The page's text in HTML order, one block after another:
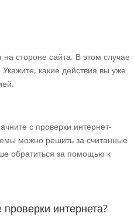
стороне сайта. В этом случае
какие действия вы уже
с проверки интернет-
можно решить за считанные
обратиться за помощью к
интернета?